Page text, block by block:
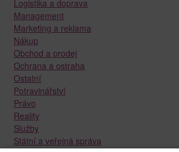
Logistika a doprava
Management
Marketing a reklama
Nákup
Obchod a prodej
Ochrana a ostraha
Ostatní
Potravinářství
Právo
Reality
Služby
Státní a veřejná správa